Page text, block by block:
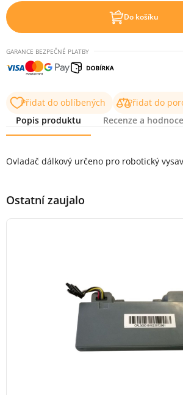
Do košíku
GARANCE BEZPEČNÉ PLATBY
Přidat do oblíbených
Přidat do
Popis produktu
Recenze a
Ovladač dálkový určeno pro robotický
Ostatní zaujalo